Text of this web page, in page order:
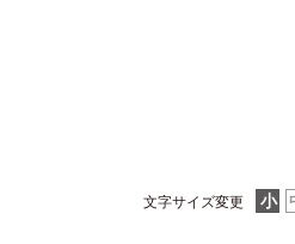
文字サイズ変更